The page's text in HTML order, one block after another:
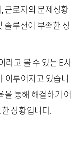
근로자의 문제상황
솔루션이 부족한 상
라고 볼 수 있는 E사
이루어지고 있습니
을 통해 해결하기 어
상황입니다.